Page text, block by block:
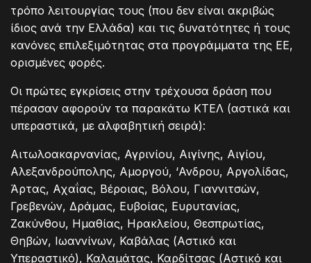
τρόπο λειτουργίας τους (που δεν είναι ακριβώς
ίδιος ανά την Ελλάδα) και τις δυνατότητες ή τους
κανόνες επιλεξιμότητας στα προγράμματα της ΕΕ,
ορισμένες φορές.
Οι πρώτες εγκρίσεις στην τρέχουσα δράση που
πέρασαν αφορούν τα παρακάτω ΚΤΕΛ (αστικά και
υπεραστικά, με αλφαβητική σειρά):
Αιτωλοακαρνανίας, Αγρινίου, Αιγίνης, Αιγίου,
Αλεξανδρούπολης, Αμοργού, ‘Ανδρου, Αργολίδας,
Άρτας, Αχαΐας, Βέροιας, Βόλου, Γιαννιτσών,
Γρεβενών, Δράμας, Ευβοίας, Ευρυτανίας,
Ζακύνθου, Ημαθίας, Ηρακλείου, Θεσπρωτίας,
Θηβών, Ιωαννίνων, Καβάλας (Αστικό και
Υπεραστικό), Καλαμάτας, Καρδίτσας (Αστικό και